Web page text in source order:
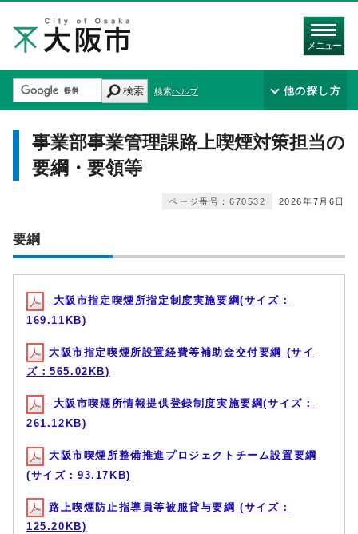
メニュー
検索 検索ヘルプ 他の探し方
事業部事業管理課路上喫煙対策担当の
要綱・要領等
2026年7月6日
ページ番号：670532
要綱
大阪市指定喫煙所指定制度実施要綱(サイズ：
169.11KB)
大阪市指定喫煙所設置経費等補助金交付要綱 (サイ
ズ：565.02KB)
大阪市喫煙所情報提供登録制度実施要綱(サイズ：
261.12KB)
大阪市喫煙所整備推進プロジェクトチーム設置要綱
(サイズ：93.17KB)
路上喫煙防止指導員等被服貸与要綱 (サイズ：
125.20KB)